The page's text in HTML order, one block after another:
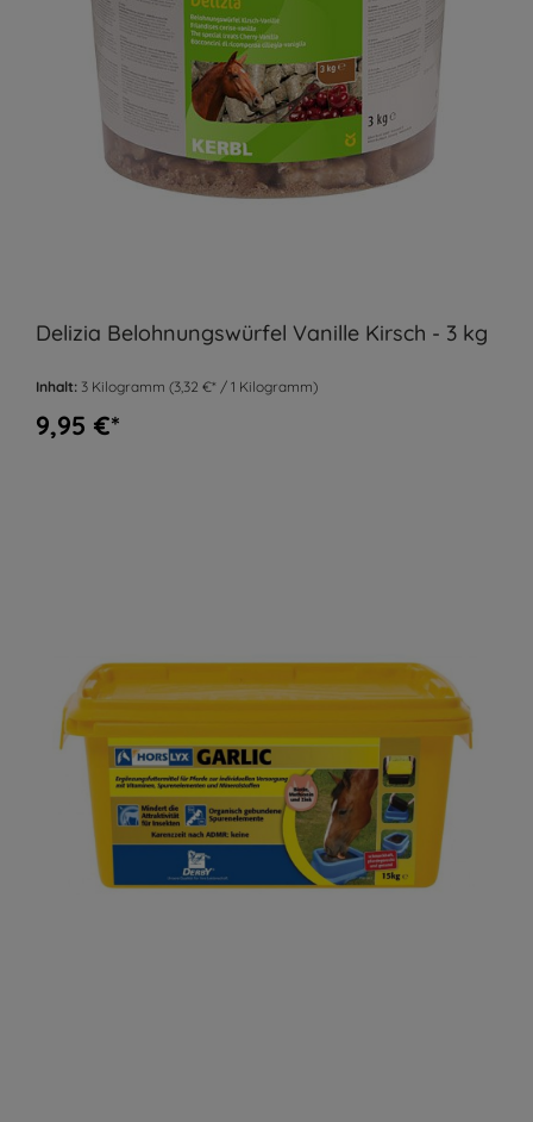
Delizia Belohnungswürfel Vanille Kirsch - 3 kg
Inhalt: 3 Kilogramm (3,32 €* / 1 Kilogramm)
9,95 €*